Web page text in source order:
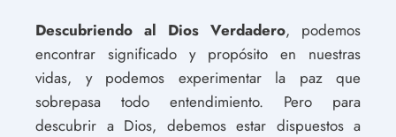
Descubriendo al Dios Verdadero, podemos
encontrar significado y propósito en nuestras
vidas, y podemos experimentar la paz que
sobrepasa todo entendimiento. Pero para
descubrir a Dios, debemos estar dispuestos a